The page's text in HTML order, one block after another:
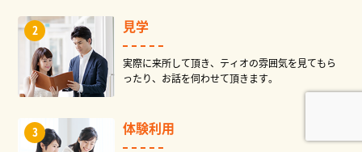
見学
実際に来所して頂き、ティオの雰囲気を見てもら
ったり、お話を伺わせて頂きます。
体験利用